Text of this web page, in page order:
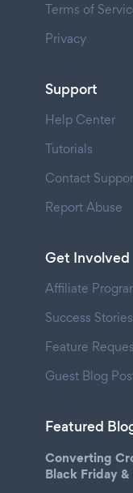
Terms of
Privacy
Support
Help Center
Tutorials
Contact
Report Abuse
Get Involved
Affiliate
Success Stories
Feature
Guest Blog
Featured
Converting
Black Friday